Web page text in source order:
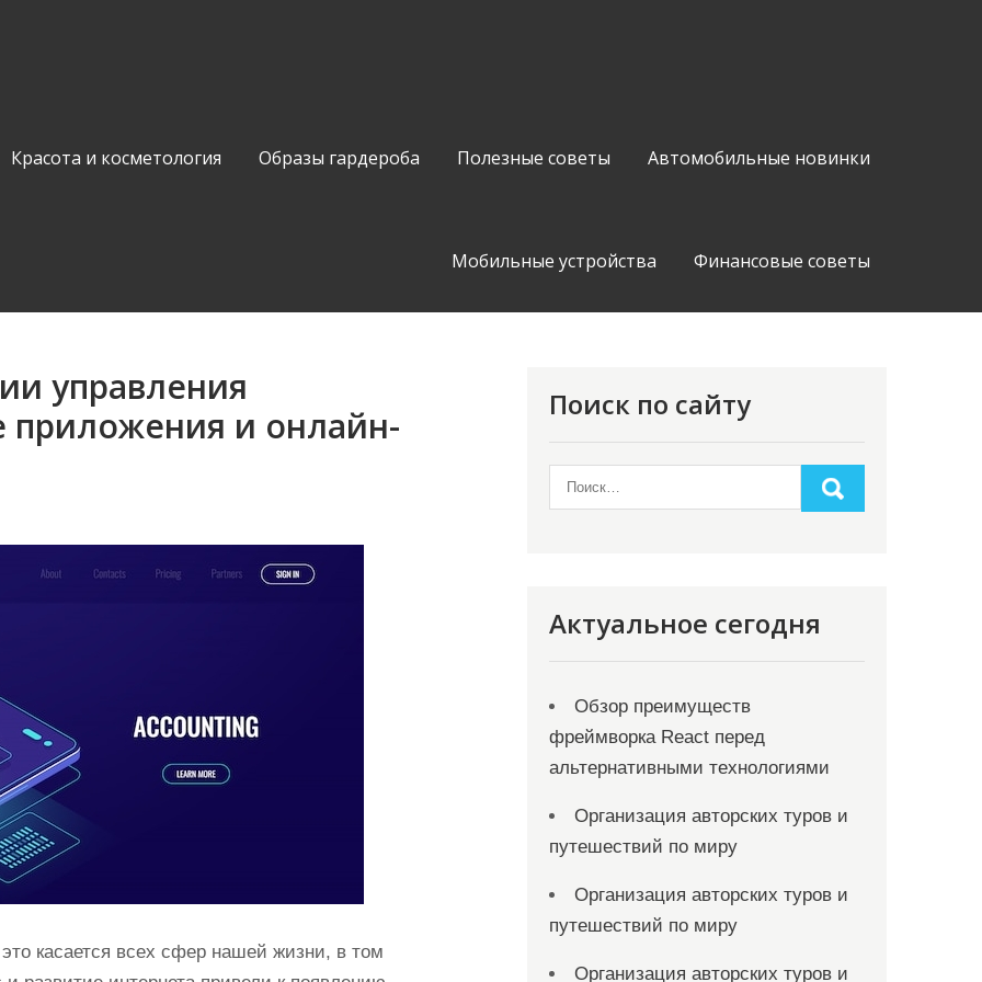
Красота и косметология Образы гардероба Полезные советы Автомобильные новинки
Мобильные устройства Финансовые советы
управления
и онлайн-
касается всех сфер нашей жизни, в том
Поиск по сайту
Актуальное сегодня
Обзор преимуществ
фреймворка React перед
альтернативными технологиями
Организация авторских туров и
путешествий по миру
Организация авторских туров и
путешествий по миру
Организация авторских туров и